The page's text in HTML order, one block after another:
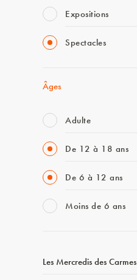
Expositions
Spectacles
Âges
Adulte
De 12 à 18 ans
De 6 à 12 ans
Moins de 6 ans
Les Mercredis des Carmes